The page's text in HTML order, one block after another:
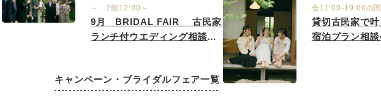
～ 2部12:00～
9月 BRIDAL FAIR 古民家
ランチ付ウエディング相談会
会11:00-19:00の間
貸切古民家で
宿泊プラン相
キャンペーン・ブライダルフェア一覧